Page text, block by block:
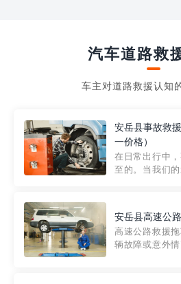
汽车道路救
车主对道路救援认知
安岳县事故救
一价格）
在日常出行中
至的。当我们
细解析一下市
准，以及在选用
安岳县高速公
高速公路救援
辆故障或意外